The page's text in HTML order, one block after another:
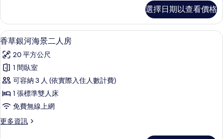
房
的
所
有
相
片
甜
心
海
二
人
房
的
詳
情
選擇日期以查看價格
顯
示
香
草
銀
河
景
香草銀河海景二人房 | 書桌、遮光布/
5
香草銀河海景二人房
20 平方公尺
1 間臥室
可容納 3 人 (依實際入住人數計費)
1 張標準雙人床
免費無線上網
更多資訊
更